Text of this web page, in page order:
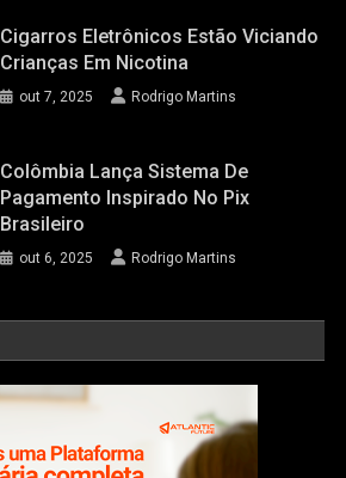
Cigarros Eletrônicos Estão Viciando
Crianças Em Nicotina
out 7, 2025 Rodrigo Martins
Colômbia Lança Sistema De
Pagamento Inspirado No Pix
Brasileiro
out 6, 2025 Rodrigo Martins